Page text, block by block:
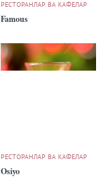
РЕСТОРАНЛАР ВА КАФЕЛАР
Famous
РЕСТОРАНЛАР ВА КАФЕЛАР
Osiyo